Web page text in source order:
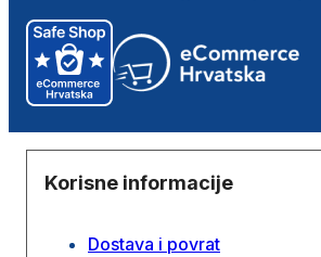
Korisne informacije
Dostava i povrat